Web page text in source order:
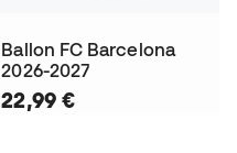
Ballon FC Barcelona
2026-2027
22,99 €